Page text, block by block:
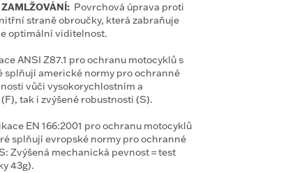
Povrchová úprava proti
straně obroučky, která zabraňuje
optimální viditelnost.
ANSI Z87.1 pro ochranu motocyklů s
splňují americké normy pro ochranné
vůči vysokorychlostním a
tak i zvýšené robustnosti (S).
EN 166:2001 pro ochranu motocyklů
splňují evropské normy pro ochranné
Zvýšená mechanická pevnost = test
43g).